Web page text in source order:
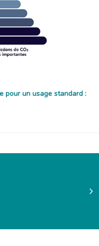
pour un usage standard :